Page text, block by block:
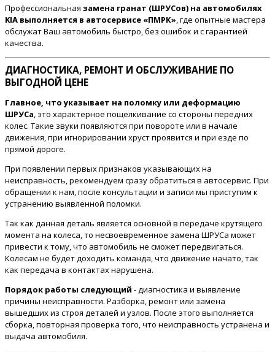
Профессиональная замена гранат (ШРУСов) на автомобилях
KIA выполняется в автосервисе «ПМРК», где опытные мастера
обслужат Ваш автомобиль быстро, без ошибок и с гарантией
качества.
ДИАГНОСТИКА, РЕМОНТ И ОБСЛУЖИВАНИЕ ПО
ВЫГОДНОЙ ЦЕНЕ
Главное, что указывает на поломку или деформацию
ШРУСа, это характерное пощелкивание со стороны передних
колес. Такие звуки появляются при повороте или в начале
движения, при игнорировании хруст проявится и при езде по
прямой дороге.
При появлении первых признаков указывающих на
неисправность, рекомендуем сразу обратиться в автосервис. При
обращении к нам, после консультации и записи мы приступим к
устранению выявленной поломки.
Так как данная деталь является основной в передаче крутящего
момента на колеса, то несвоевременное замена ШРУСа может
привести к тому, что автомобиль не сможет передвигаться.
Колесам не будет доходить команда, что движение начато, так
как передача в контактах нарушена.
Порядок работы следующий - диагностика и выявление
причины неисправности. Разборка, ремонт или замена
вышедших из строя деталей и узлов. После этого выполняется
сборка, повторная проверка того, что неисправность устранена и
выдача автомобиля.